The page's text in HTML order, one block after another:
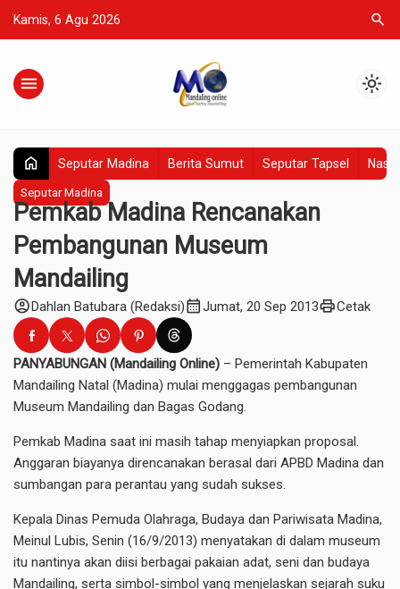
Kamis, 6 Agu 2026 search
menu light_mode
home Seputar Madina Berita Sumut Seputar Tapsel
Seputar Madina
Pemkab Madina Rencanakan
Pembangunan Museum
Mandailing
account_circleDahlan Batubara (Redaksi)calendar_monthJumat, 20 Sep 2013printCetak
PANYABUNGAN (Mandailing Online) – Pemerintah Kabupaten
Mandailing Natal (Madina) mulai menggagas pembangunan
Museum Mandailing dan Bagas Godang.
Pemkab Madina saat ini masih tahap menyiapkan proposal.
Anggaran biayanya direncanakan berasal dari APBD Madina dan
sumbangan para perantau yang sudah sukses.
Kepala Dinas Pemuda Olahraga, Budaya dan Pariwisata Madina,
Meinul Lubis, Senin (16/9/2013) menyatakan di dalam museum
itu nantinya akan diisi berbagai pakaian adat, seni dan budaya
Mandailing, serta simbol-simbol yang menjelaskan sejarah suku